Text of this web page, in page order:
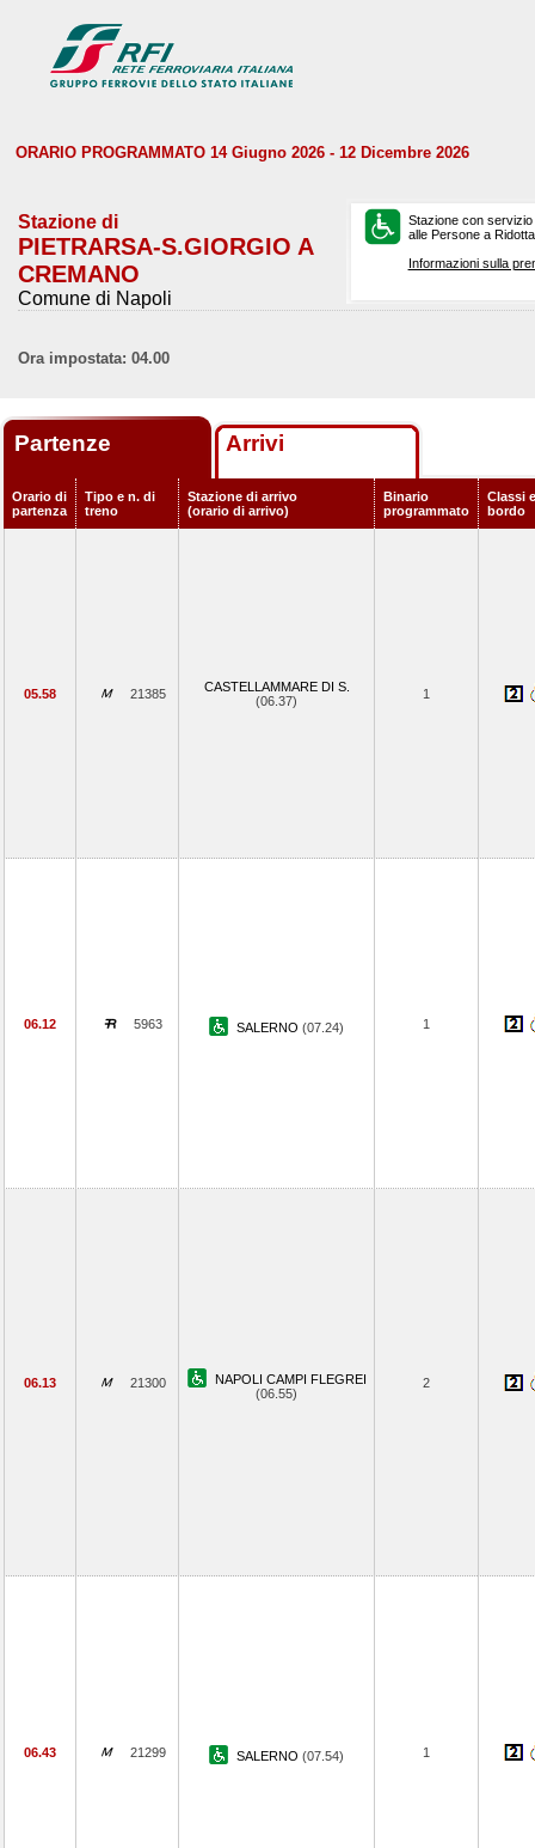
ORARIO PROGRAMMATO 14 Giugno 2026 - 12 Dicembre 2026
Stazione di
PIETRARSA-S.GIORGIO A
CREMANO
Comune di Napoli
Stazione con
alle Persone a
Informazioni sulla
Ora impostata: 04.00
Partenze Arrivi
Orario di
partenza
Tipo e n. di
treno
Stazione di arrivo
(orario di arrivo)
Binario
programmato
Classi
bordo
05.58 21385
CASTELLAMMARE DI S.
(06.37)
1
06.12 5963 SALERNO (07.24) 1
06.13 21300
NAPOLI CAMPI FLEGREI
(06.55)
2
06.43 21299 SALERNO (07.54) 1